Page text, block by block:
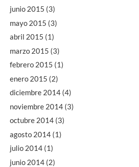
junio 2015 (3)
mayo 2015 (3)
abril 2015 (1)
marzo 2015 (3)
febrero 2015 (1)
enero 2015 (2)
diciembre 2014 (4)
noviembre 2014 (3)
octubre 2014 (3)
agosto 2014 (1)
julio 2014 (1)
junio 2014 (2)